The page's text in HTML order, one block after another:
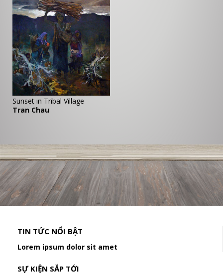
Sunset in Tribal Village
Tran Chau
TIN TỨC NỔI BẬT
Lorem ipsum dolor sit amet
SỰ KIỆN SẮP TỚI